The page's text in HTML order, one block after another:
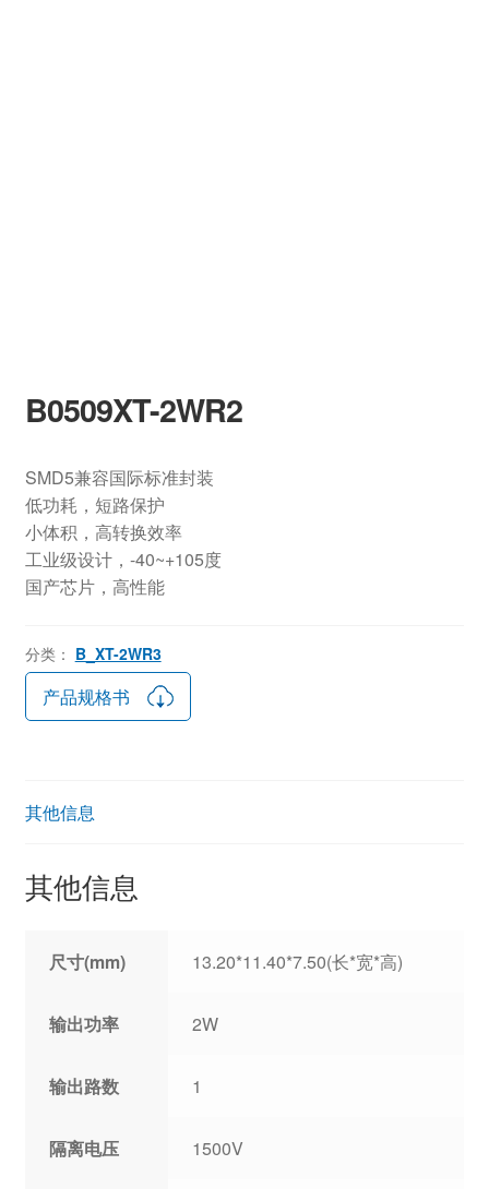
B0509XT-2WR2
SMD5兼容国际标准封装
低功耗，短路保护
小体积，高转换效率
工业级设计，-40~+105度
国产芯片，高性能
分类： B_XT-2WR3
产品规格书
其他信息
其他信息
尺寸(mm) 13.20*11.40*7.50(长*宽*高)
输出功率 2W
输出路数 1
隔离电压 1500V